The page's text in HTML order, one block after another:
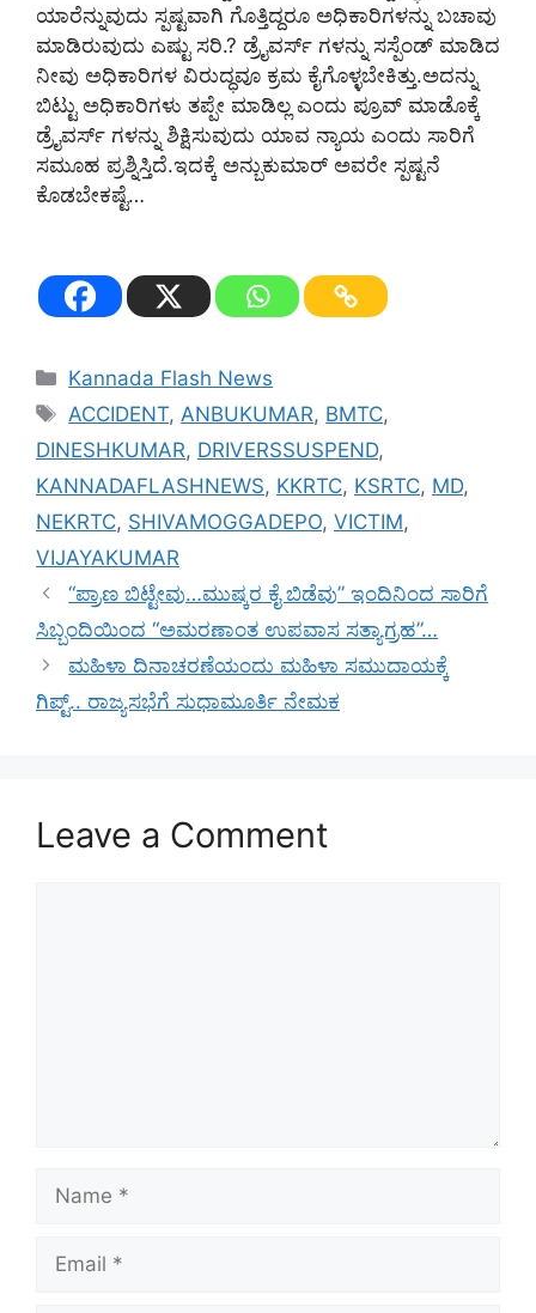
ಯಾರೆನ್ನುವುದು ಸ್ಪಷ್ಟವಾಗಿ ಗೊತ್ತಿದ್ದರೂ ಅಧಿಕಾರಿಗಳನ್ನು ಬಚಾವು
ಮಾಡಿರುವುದು ಎಷ್ಟು ಸರಿ.? ಡ್ರೈವರ್ಸ್ ಗಳನ್ನು ಸಸ್ಪೆಂಡ್ ಮಾಡಿದ
ನೀವು ಅಧಿಕಾರಿಗಳ ವಿರುದ್ಧವೂ ಕ್ರಮ ಕೈಗೊಳ್ಳಬೇಕಿತ್ತು.ಅದನ್ನು
ಬಿಟ್ಟು ಅಧಿಕಾರಿಗಳು ತಪ್ಪೇ ಮಾಡಿಲ್ಲ ಎಂದು ಪ್ರೂವ್ ಮಾಡೊಕ್ಕೆ
ಡ್ರೈವರ್ಸ್ ಗಳನ್ನು ಶಿಕ್ಷಿಸುವುದು ಯಾವ ನ್ಯಾಯ ಎಂದು ಸಾರಿಗೆ
ಸಮೂಹ ಪ್ರಶ್ನಿಸ್ತಿದೆ.ಇದಕ್ಕೆ ಅನ್ಬುಕುಮಾರ್ ಅವರೇ ಸ್ಪಷ್ಟನೆ
ಕೊಡಬೇಕಷ್ಟೆ…
Categories
Kannada Flash News
Tags
ACCIDENT, ANBUKUMAR, BMTC,
DINESHKUMAR, DRIVERSSUSPEND,
KANNADAFLASHNEWS, KKRTC, KSRTC, MD,
NEKRTC, SHIVAMOGGADEPO, VICTIM,
VIJAYAKUMAR
“ಪ್ರಾಣ ಬಿಟ್ಟೇವು…ಮುಷ್ಕರ ಕೈ ಬಿಡೆವು” ಇಂದಿನಿಂದ ಸಾರಿಗೆ
ಸಿಬ್ಬಂದಿಯಿಂದ “ಅಮರಣಾಂತ ಉಪವಾಸ ಸತ್ಯಾಗ್ರಹ”…
ಮಹಿಳಾ ದಿನಾಚರಣೆಯಂದು ಮಹಿಳಾ ಸಮುದಾಯಕ್ಕೆ
ಗಿಪ್ಟ್.. ರಾಜ್ಯಸಭೆಗೆ ಸುಧಾಮೂರ್ತಿ ನೇಮಕ
Leave a Comment